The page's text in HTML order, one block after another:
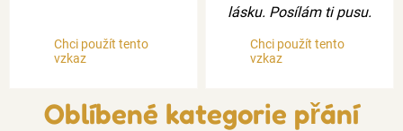
Chci použít tento
vzkaz
lásku. Posílám ti pusu.
Chci použít tento
vzkaz
Oblíbené kategorie přání